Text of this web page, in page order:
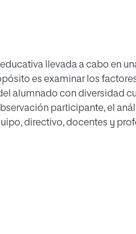
llevada a cabo en
es examinar los
alumnado con diversidad
participante, el
directivo, docentes y
Los resultados
cultural
de una forma de
en el uso de la
carencias estructurales y